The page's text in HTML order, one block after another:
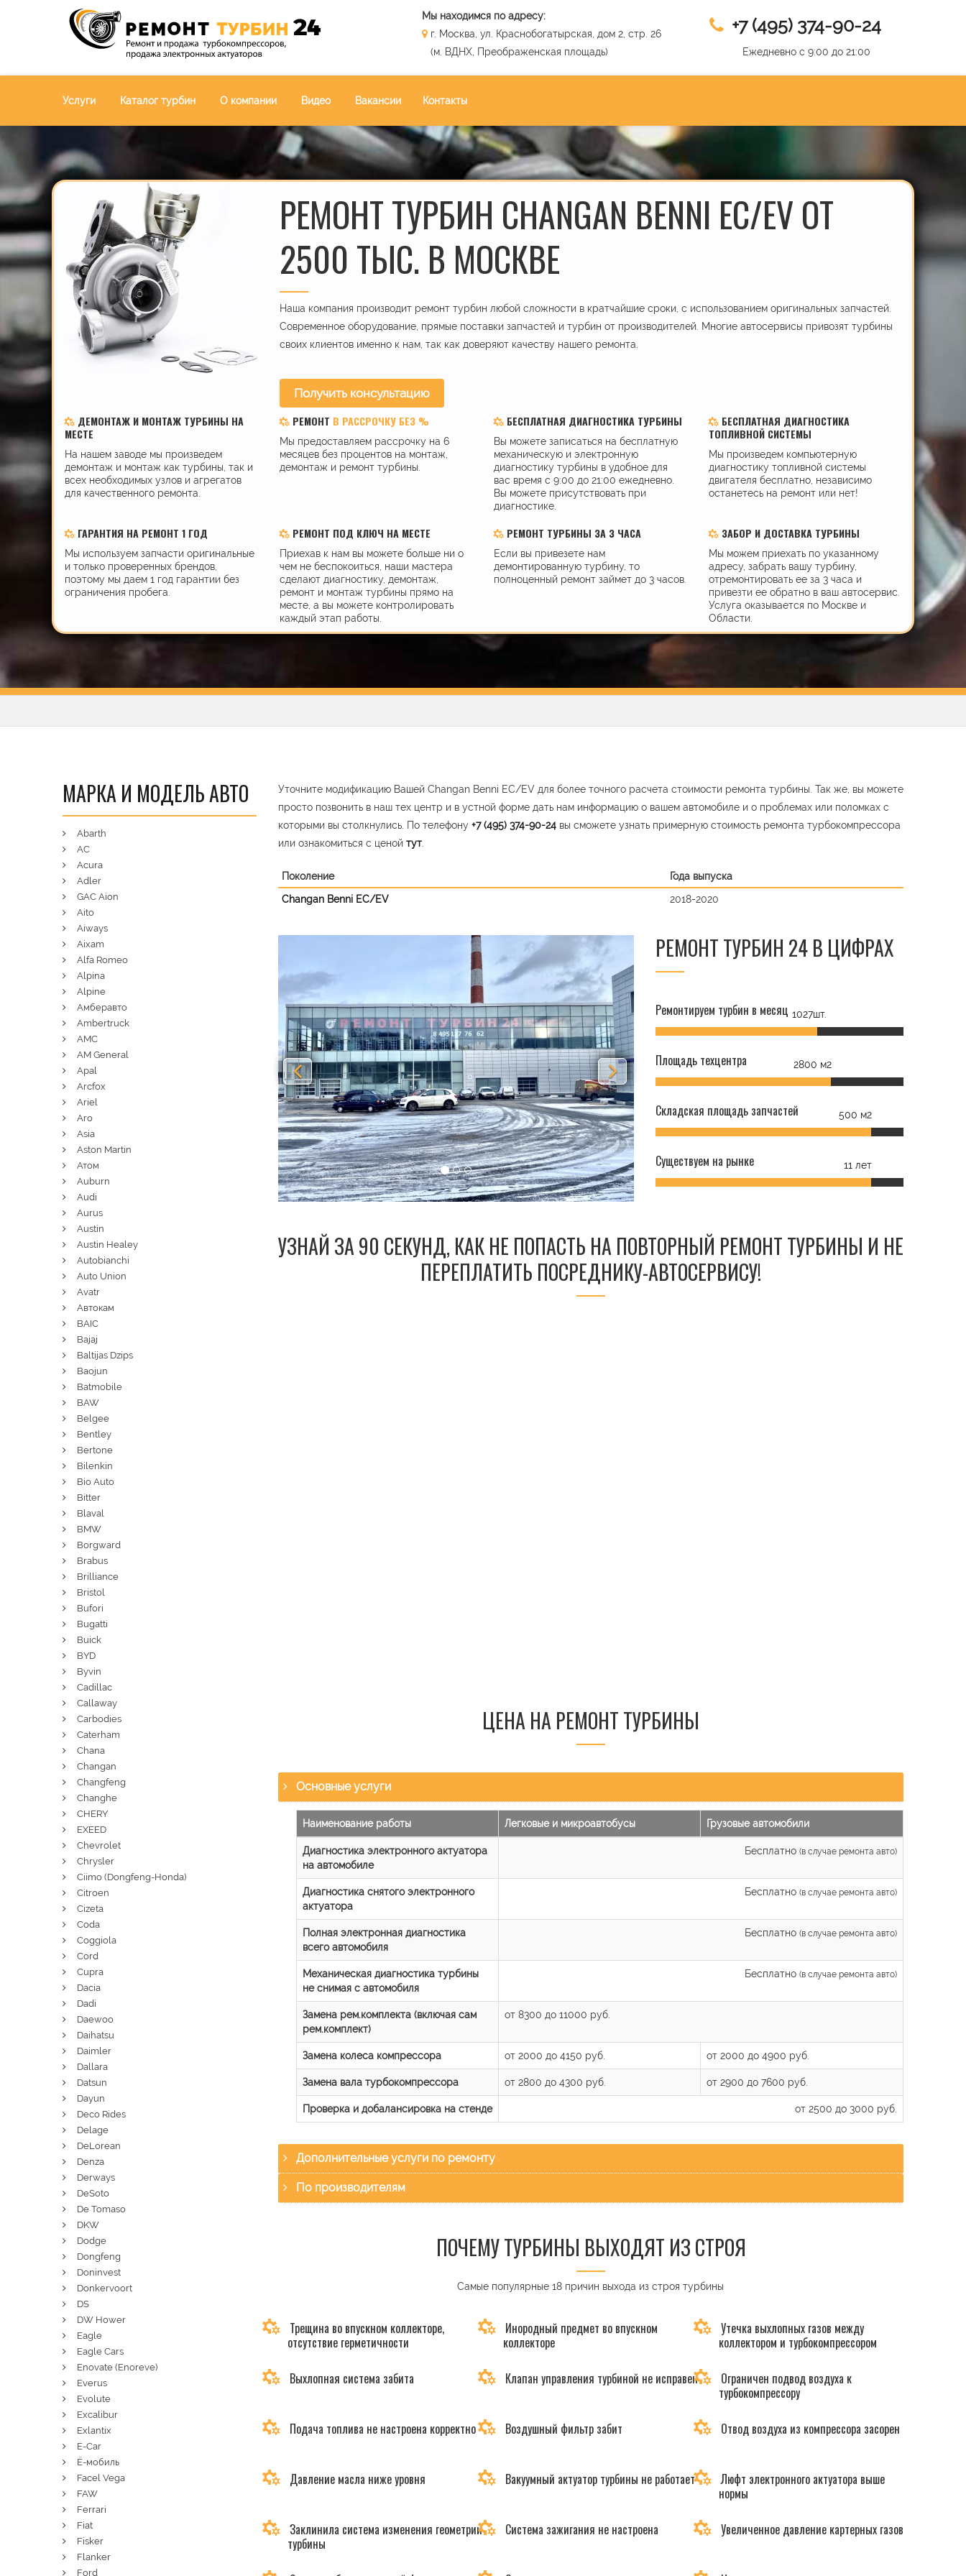
Мы находимся по адресу:
г. Москва, ул. Краснобогатырская, дом 2, стр. 26
(м. ВДНХ, Преображенская площадь)
+7 (495) 374-90-24
Ежедневно с 9:00 до 21:00
Услуги Каталог турбин О компании Видео Вакансии Контакты
РЕМОНТ ТУРБИН CHANGAN BENNI EC/EV ОТ
2500 ТЫС. В МОСКВЕ
Наша компания производит ремонт турбин любой сложности в кратчайшие сроки, с использованием оригинальных запчастей.
Современное оборудование, прямые поставки запчастей и турбин от производителей. Многие автосервисы привозят турбины
своих клиентов именно к нам, так как доверяют качеству нашего ремонта.
Получить консультацию
ДЕМОНТАЖ И МОНТАЖ ТУРБИНЫ НА
МЕСТЕ
На нашем заводе мы произведем
демонтаж и монтаж как турбины, так и
всех необходимых узлов и агрегатов
для качественного ремонта.
РЕМОНТ В РАССРОЧКУ БЕЗ %
Мы предоставляем рассрочку на 6
месяцев без процентов на монтаж,
демонтаж и ремонт турбины.
БЕСПЛАТНАЯ ДИАГНОСТИКА ТУРБИНЫ
Вы можете записаться на бесплатную
механическую и электронную
диагностику турбины в удобное для
вас время с 9:00 до 21:00 ежедневно.
Вы можете присутствовать при
диагностике.
БЕСПЛАТНАЯ ДИАГНОСТИКА
ТОПЛИВНОЙ СИСТЕМЫ
Мы произведем компьютерную
диагностику топливной системы
двигателя бесплатно, независимо
останетесь на ремонт или нет!
ГАРАНТИЯ НА РЕМОНТ 1 ГОД
Мы используем запчасти оригинальные
и только проверенных брендов,
поэтому мы даем 1 год гарантии без
ограничения пробега.
РЕМОНТ ПОД КЛЮЧ НА МЕСТЕ
Приехав к нам вы можете больше ни о
чем не беспокоиться, наши мастера
сделают диагностику, демонтаж,
ремонт и монтаж турбины прямо на
месте, а вы можете контролировать
каждый этап работы.
РЕМОНТ ТУРБИНЫ ЗА 3 ЧАСА
Если вы привезете нам
демонтированную турбину, то
полноценный ремонт займет до 3 часов.
ЗАБОР И ДОСТАВКА ТУРБИНЫ
Мы можем приехать по указанному
адресу, забрать вашу турбину,
отремонтировать ее за 3 часа и
привезти ее обратно в ваш автосервис.
Услуга оказывается по Москве и
Области.
Уточните модификацию Вашей Changan Benni EC/EV для более точного расчета стоимости ремонта турбины. Так же, вы можете
просто позвонить в наш тех центр и в устной форме дать нам информацию о вашем автомобиле и о проблемах или поломках с
которыми вы столкнулись. По телефону +7 (495) 374-90-24 вы сможете узнать примерную стоимость ремонта турбокомпрессора
или ознакомиться с ценой тут
Поколение
Года выпуска
Changan Benni EC/EV
2018-2020
РЕМОНТ ТУРБИН 24 В ЦИФРАХ
Ремонтируем турбин в месяц 1027шт.
Площадь техцентра 2800 м2
Складская площадь запчастей 500 м2
Существуем на рынке 11 лет
УЗНАЙ ЗА 90 СЕКУНД, КАК НЕ ПОПАСТЬ НА ПОВТОРНЫЙ РЕМОНТ ТУРБИНЫ И НЕ
ПЕРЕПЛАТИТЬ ПОСРЕДНИКУ-АВТОСЕРВИСУ!
ЦЕНА НА РЕМОНТ ТУРБИНЫ
Основные услуги
Наименование работы Легковые и микроавтобусы Грузовые автомобили
Диагностика электронного актуатора
на автомобиле
Бесплатно (в случае ремонта авто)
Диагностика снятого электронного
актуатора
Бесплатно (в случае ремонта авто)
Полная электронная диагностика
всего автомобиля
Бесплатно (в случае ремонта авто)
Механическая диагностика турбины
не снимая с автомобиля
Бесплатно (в случае ремонта авто)
Замена рем.комплекта (включая сам
рем.комплект)
от 8300 до 11000 руб.
Замена колеса компрессора от 2000 до 4150 руб. от 2000 до 4900 руб.
Замена вала турбокомпрессора от 2800 до 4300 руб. от 2900 до 7600 руб.
Проверка и добалансировка на стенде от 2500 до 3000 руб.
Дополнительные услуги по ремонту
По производителям
ПОЧЕМУ ТУРБИНЫ ВЫХОДЯТ ИЗ СТРОЯ
Самые популярные 18 причин выхода из строя турбины
Трещина во впускном коллекторе,
отсутствие герметичности
Инородный предмет во впускном
коллекторе
Утечка выхлопных газов между
коллектором и турбокомпрессором
Выхлопная система забита Клапан управления турбиной не исправен
Ограничен подвод воздуха к
турбокомпрессору
Подача топлива не настроена корректно Воздушный фильтр забит Отвод воздуха из компрессора засорен
Давление масла ниже уровня Вакуумный актуатор турбины не работает
Люфт электронного актуатора выше
нормы
Заклинила система изменения геометрии
турбины
Система зажигания не настроена Увеличенное давление картерных газов
МАРКА И МОДЕЛЬ АВТО
Abarth
AC
Acura
Adler
GAC Aion
Aito
Aiways
Aixam
Alfa Romeo
Alpina
Alpine
Амберавто
Ambertruck
AMC
AM General
Apal
Arcfox
Ariel
Aro
Asia
Aston Martin
Атом
Auburn
Audi
Aurus
Austin
Austin Healey
Autobianchi
Auto Union
Avatr
Автокам
BAIC
Bajaj
Baltijas Dzips
Baojun
Batmobile
BAW
Belgee
Bentley
Bertone
Bilenkin
Bio Auto
Bitter
Blaval
BMW
Borgward
Brabus
Brilliance
Bristol
Bufori
Bugatti
Buick
BYD
Byvin
Cadillac
Callaway
Carbodies
Caterham
Chana
Changan
Changfeng
Changhe
CHERY
EXEED
Chevrolet
Chrysler
Ciimo (Dongfeng-Honda)
Citroen
Cizeta
Coda
Coggiola
Cord
Cupra
Dacia
Dadi
Daewoo
Daihatsu
Daimler
Dallara
Datsun
Dayun
Deco Rides
Delage
DeLorean
Denza
Derways
DeSoto
De Tomaso
DKW
Dodge
Dongfeng
Doninvest
Donkervoort
DS
DW Hower
Eagle
Eagle Cars
Enovate (Enoreve)
Everus
Evolute
Excalibur
Exlantix
E-Car
Ё-мобиль
Facel Vega
FAW
Ferrari
Fiat
Fisker
Flanker
Ford